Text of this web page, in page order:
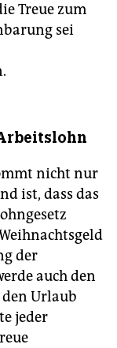
Treue zum
sei
nicht nur
ist, dass das
der
auch den
Urlaub
jeder